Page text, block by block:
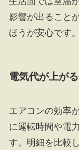
影響が出ること
ほうが安心です。
電気代が上が
エアコンの効率
に運転時間や電
す。明細を比較